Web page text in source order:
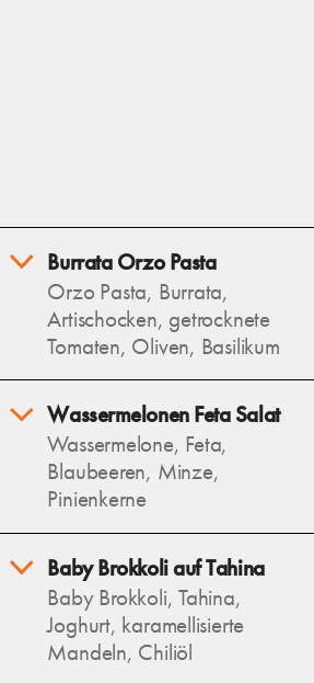
Burrata Orzo Pasta
Orzo Pasta, Burrata,
Artischocken, getrocknete
Tomaten, Oliven, Basilikum
Allergens
Burrata Orzo Pasta vereint
cremige Burrata, zarte Orzo,
aromatische Artischocken,
getrocknete Tomaten, Oliven
und frischen Basilikum – ein
mediterraner Genuss.
Wassermelonen Feta Salat
Wassermelone, Feta,
Blaubeeren, Minze,
Pinienkerne
Erfrischende Wassermelone,
salziger Feta und süße
Blaubeeren vereinen sich mit
Minze zu einem sommerlich-
leichten Salat.
Baby Brokkoli auf Tahina
Baby Brokkoli, Tahina,
Joghurt, karamellisierte
Mandeln, Chiliöl